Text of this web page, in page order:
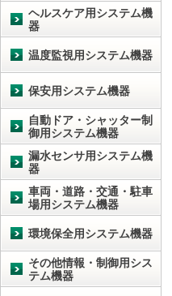
ヘルスケア用システム機
器
温度監視用システム機器
保安用システム機器
自動ドア・シャッター制
御用システム機器
漏水センサ用システム機
器
車両・道路・交通・駐車
場用システム機器
環境保全用システム機器
その他情報・制御用シス
テム機器